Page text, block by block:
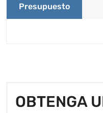
Presupuesto
OBTENGA